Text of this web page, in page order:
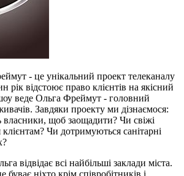
- це унікальний проект телеканалу
рік відстоює право клієнтів на якісний
веде Ольга Фреймут - головний
Завдяки проекту ми дізнаємося:
власники, щоб заощадити? Чи свіжі
Чи дотримуються санітарні
відвідає всі найбільші заклади міста.
ніхто крім співробітників і